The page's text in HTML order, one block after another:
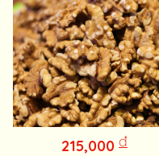
215,000 đ